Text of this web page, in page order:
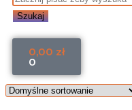
Szukaj
0,00 zł
0